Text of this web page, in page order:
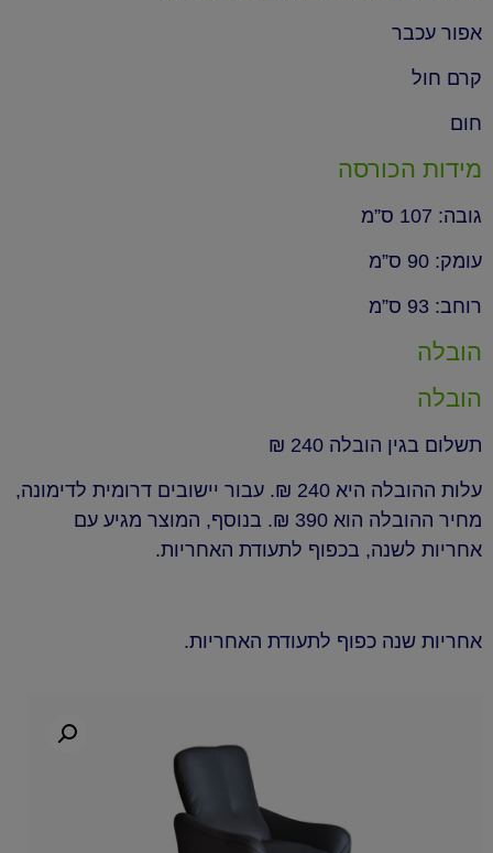
אפור עכבר
קרם חול
חום
מידות הכורסה
גובה: 107 ס”מ
עומק: 90 ס”מ
רוחב: 93 ס”מ
הובלה
הובלה
תשלום בגין הובלה 240 ₪
עלות ההובלה היא 240 ₪. עבור יישובים דרומית לדימונה,
מחיר ההובלה הוא 390 ₪. בנוסף, המוצר מגיע עם
אחריות לשנה, בכפוף לתעודת האחריות.
אחריות שנה כפוף לתעודת האחריות.